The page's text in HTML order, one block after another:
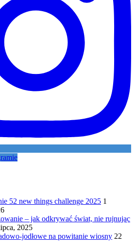
52 new things challenge 2025 1
– jak odkrywać świat, nie rujnując
2025
jodłowe na powitanie wiosny 22